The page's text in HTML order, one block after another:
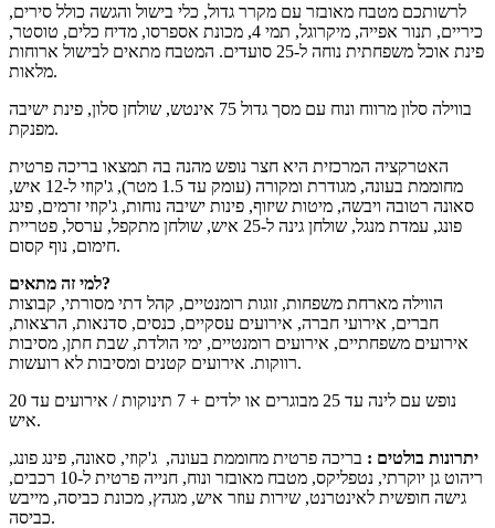
לרשותכם מטבח מאובזר עם מקרר גדול, כלי בישול והגשה כולל סירים,
כיריים, תנור אפייה, מיקרוגל, תמי 4, מכונת אספרסו, מדיח כלים, טוסטר,
פינת אוכל משפחתית נוחה ל-25 סועדים. המטבח מתאים לבישול ארוחות
מלאות.
בווילה סלון מרווח ונוח עם מסך גדול 75 אינטש, שולחן סלון, פינת ישיבה
מפנקת.
האטרקציה המרכזית היא חצר נופש מהנה בה תמצאו בריכה פרטית
מחוממת בעונה, מגודרת ומקורה (עומק עד 1.5 מטר), ג'קוזי ל-12 איש,
סאונה רטובה ויבשה, מיטות שיזוף, פינות ישיבה נוחות, ג'קוזי זרמים, פינג
פונג, עמדת מנגל, שולחן גינה ל-25 איש, שולחן מתקפל, ערסל, פטריית
חימום, נוף קסום.
למי זה מתאים?
הווילה מארחת משפחות, זוגות רומנטיים, קהל דתי מסורתי, קבוצות
חברים, אירועי חברה, אירועים עסקיים, כנסים, סדנאות, הרצאות,
אירועים משפחתיים, אירועים רומנטיים, ימי הולדת, שבת חתן, מסיבות
רווקות. אירועים קטנים ומסיבות לא רועשות.
נופש עם לינה עד 25 מבוגרים או ילדים + 7 תינוקות / אירועים עד 20
איש.
יתרונות בולטים : בריכה פרטית מחוממת בעונה, ג'קוזי, סאונה, פינג פונג,
ריהוט גן יוקרתי, נטפליקס, מטבח מאובזר ונוח, חנייה פרטית ל-10 רכבים,
גישה חופשית לאינטרנט, שירות עוזר איש, מגהץ, מכונת כביסה, מייבש
כביסה.